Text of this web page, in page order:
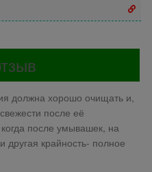
должна хорошо очищать и,
после её
после умывашек, на
другая крайность- полное